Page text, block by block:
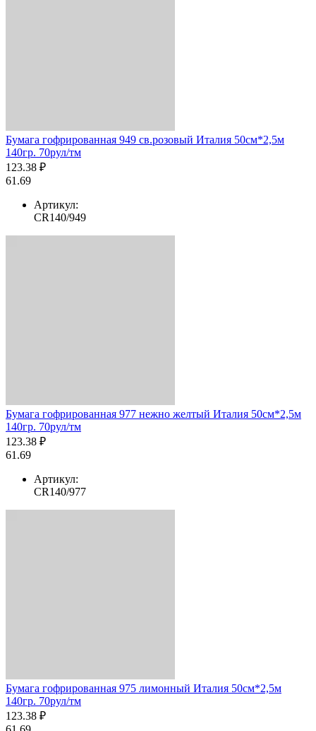
Бумага гофрированная 949 св.розовый Италия 50см*2,5м
140гр. 70рул/тм
123.38 ₽
61.69
Артикул:
CR140/949
Бумага гофрированная 977 нежно желтый Италия 50см*2,5м
140гр. 70рул/тм
123.38 ₽
61.69
Артикул:
CR140/977
Бумага гофрированная 975 лимонный Италия 50см*2,5м
140гр. 70рул/тм
123.38 ₽